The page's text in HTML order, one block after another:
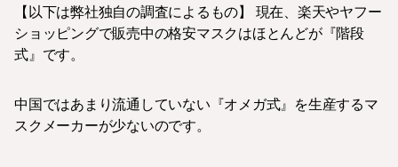
【以下は弊社独自の調査によるもの】 現在、楽天やヤフー
ショッピングで販売中の格安マスクはほとんどが『階段
式』です。
中国ではあまり流通していない『オメガ式』を生産するマ
スクメーカーが少ないのです。